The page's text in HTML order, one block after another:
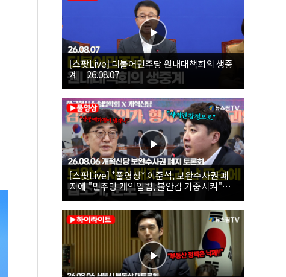
[스팟Live] 더불어민주당 원내대책회의 생중
계｜26.08.07
[스팟Live] *풀영상* 이준석, 보완수사권 폐
지에 "민주당 개악입법, 불안감 가중시켜"｜
26.08.06 개혁신당 보완수사권 폐지 토론회